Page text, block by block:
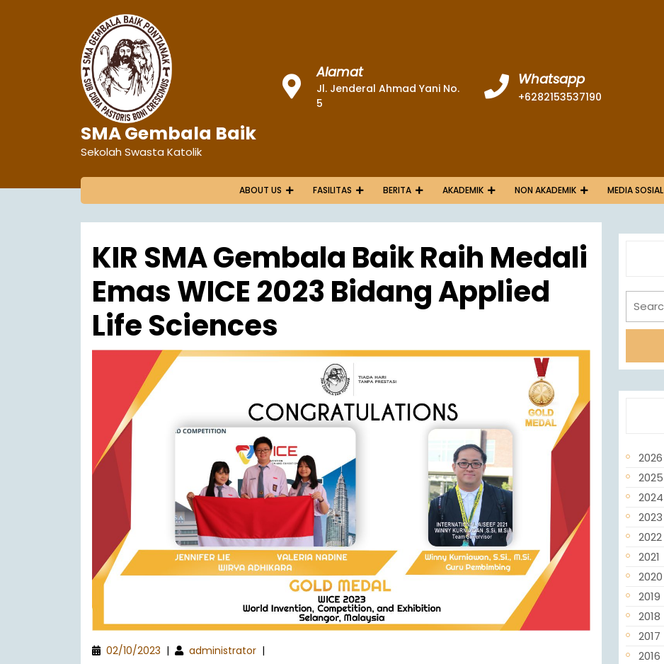
SMA Gembala Baik
Sekolah Swasta Katolik
Alamat
Jl. Jenderal Ahmad Yani No.
5
Whatsapp
+6282153537190
ABOUT US FASILITAS BERITA AKADEMIK NON AKADEMIK MEDIA SOSIAL
KIR SMA Gembala Baik Raih Medali
Emas WICE 2023 Bidang Applied
Life Sciences
02/10/2023 | administrator |
2026
2025
2024
2023
2022
2021
2020
2019
2018
2017
2016